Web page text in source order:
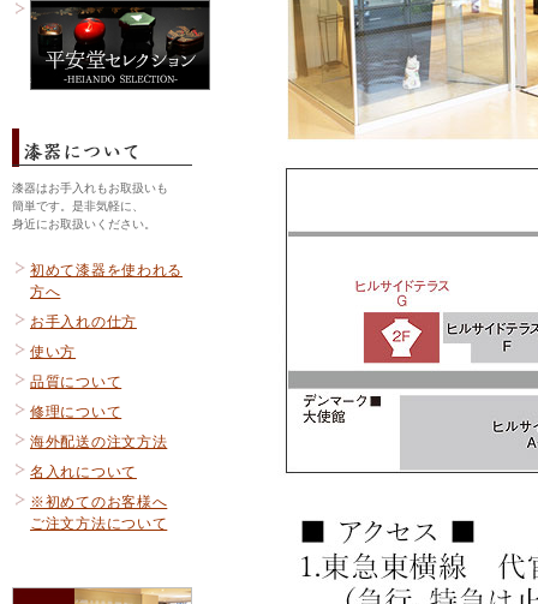
漆器はお手入れもお取扱いも
簡単です。是非気軽に、
身近にお取扱いください。
初めて漆器を使われる
方へ
お手入れの仕方
使い方
品質について
修理について
海外配送の注文方法
名入れについて
※初めてのお客様へ
ご注文方法について